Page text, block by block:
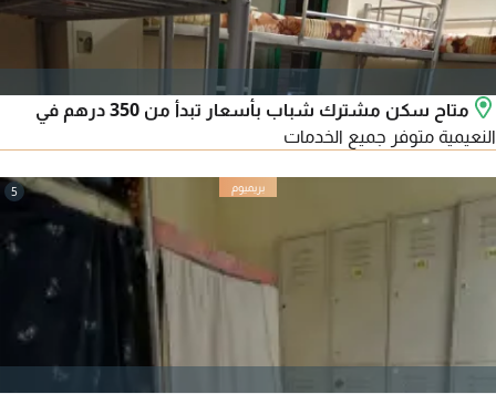
متاح سكن مشترك شباب بأسعار تبدأ من 350 درهم في
النعيمية متوفر جميع الخدمات
5